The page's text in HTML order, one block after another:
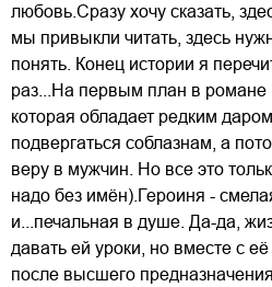
любовь.Сразу хочу сказать,
мы привыкли читать, здесь
понять. Конец истории я
раз...На первым план в романе
которая обладает редким
подвергаться соблазнам, а
веру в мужчин. Но все это
надо без имён).Героиня -
и...печальная в душе. Да-да,
давать ей уроки, но вместе с
после высшего